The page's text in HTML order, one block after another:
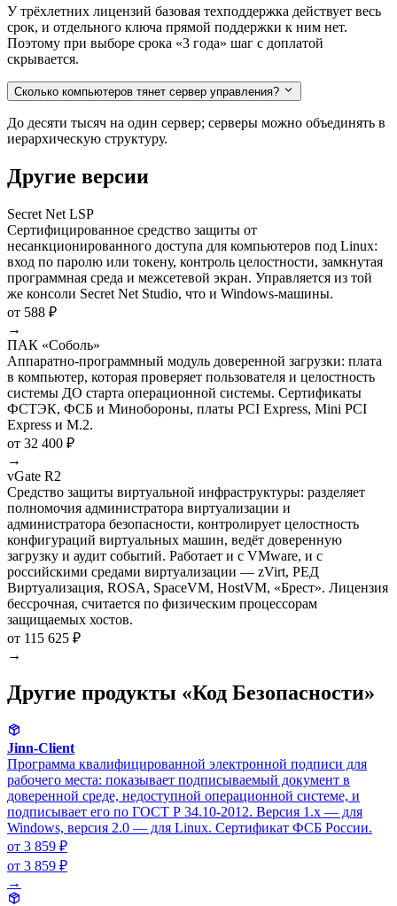
У трёхлетних лицензий базовая техподдержка действует весь
срок, и отдельного ключа прямой поддержки к ним нет.
Поэтому при выборе срока «3 года» шаг с доплатой
скрывается.
Сколько компьютеров тянет сервер управления?
До десяти тысяч на один сервер; серверы можно объединять в
иерархическую структуру.
Другие версии
Secret Net LSP
Сертифицированное средство защиты от
несанкционированного доступа для компьютеров под Linux:
вход по паролю или токену, контроль целостности, замкнутая
программная среда и межсетевой экран. Управляется из той
же консоли Secret Net Studio, что и Windows-машины.
от 588 ₽
→
ПАК «Соболь»
Аппаратно-программный модуль доверенной загрузки: плата
в компьютер, которая проверяет пользователя и целостность
системы ДО старта операционной системы. Сертификаты
ФСТЭК, ФСБ и Минобороны, платы PCI Express, Mini PCI
Express и M.2.
от 32 400 ₽
→
vGate R2
Средство защиты виртуальной инфраструктуры: разделяет
полномочия администратора виртуализации и
администратора безопасности, контролирует целостность
конфигураций виртуальных машин, ведёт доверенную
загрузку и аудит событий. Работает и с VMware, и с
российскими средами виртуализации — zVirt, РЕД
Виртуализация, ROSA, SpaceVM, HostVM, «Брест». Лицензия
бессрочная, считается по физическим процессорам
защищаемых хостов.
от 115 625 ₽
→
Другие продукты «Код Безопасности»
Jinn-Client
Программа квалифицированной электронной подписи для
рабочего места: показывает подписываемый документ в
доверенной среде, недоступной операционной системе, и
подписывает его по ГОСТ Р 34.10-2012. Версия 1.x — для
Windows, версия 2.0 — для Linux. Сертификат ФСБ России.
от 3 859 ₽
от 3 859 ₽
→